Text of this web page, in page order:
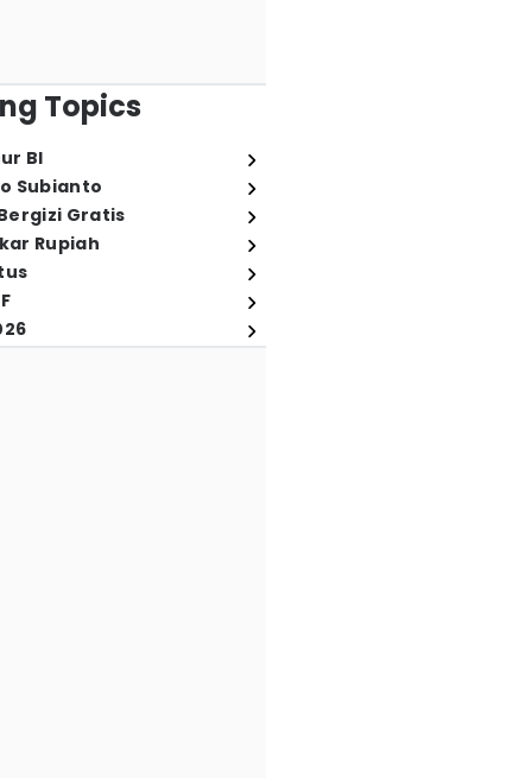
Topics
BI
Subianto
Gratis
Rupiah